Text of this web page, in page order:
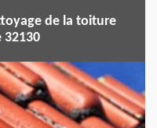
de la toiture
32130